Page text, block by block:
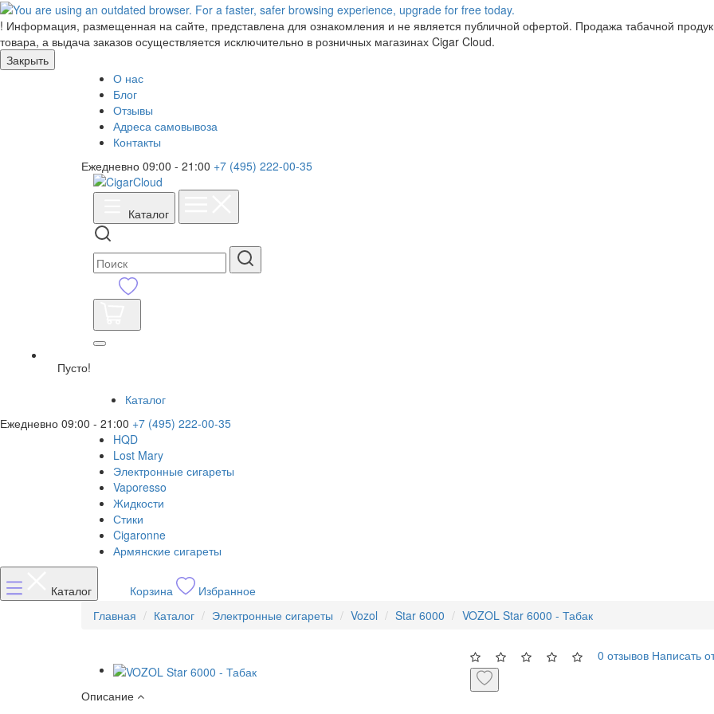
! Информация, размещенная на сайте, представлена для ознакомления и не является публичной офертой. Продажа табачной
товара, а выдача заказов осуществляется исключительно в розничных магазинах Cigar Cloud.
Закрыть
О нас
Блог
Отзывы
Адреса самовывоза
Контакты
Ежедневно 09:00 - 21:00 +7 (495) 222-00-35
Каталог
Пусто!
Каталог
Ежедневно 09:00 - 21:00 +7 (495) 222-00-35
HQD
Lost Mary
Электронные сигареты
Vaporesso
Жидкости
Стики
Cigaronne
Армянские сигареты
Каталог Корзина
Избранное
Главная
Каталог Электронные сигареты Vozol Star 6000 VOZOL Star 6000 - Табак
Описание
0 отзывов Написать